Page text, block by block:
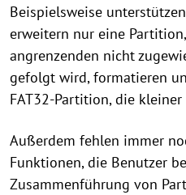
Beispielsweise
erweitern nur eine
angrenzenden nicht
gefolgt wird, formatieren
FAT32-Partition, die
Außerdem fehlen immer
Funktionen, die Benutzer
Zusammenführung von